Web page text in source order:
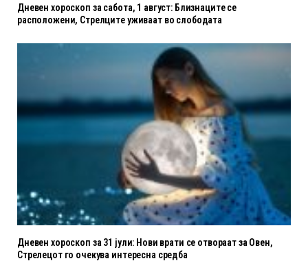
Дневен хороскоп за сабота, 1 август: Близнаците се
расположени, Стрелците уживаат во слободата
Дневен хороскоп за 31 јули: Нови врати се отвораат за Овен,
Стрелецот го очекува интересна средба